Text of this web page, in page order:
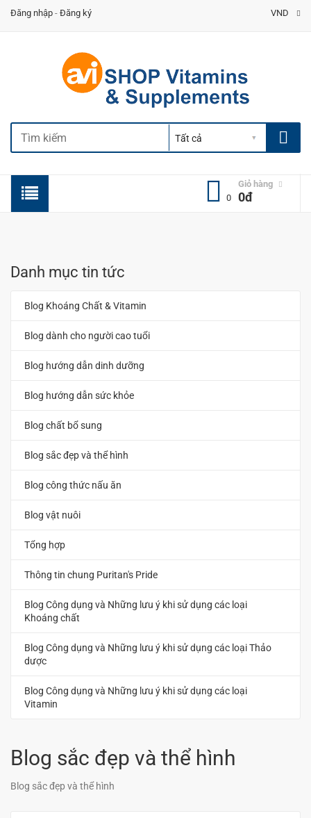
Đăng nhập - Đăng ký VND
Giỏ hàng
0
0đ
Danh mục tin tức
Blog Khoáng Chất & Vitamin
Blog dành cho người cao tuổi
Blog hướng dẫn dinh dưỡng
Blog hướng dẫn sức khỏe
Blog chất bổ sung
Blog sắc đẹp và thể hình
Blog công thức nấu ăn
Blog vật nuôi
Tổng hợp
Thông tin chung Puritan's Pride
Blog Công dụng và Những lưu ý khi sử dụng các loại
Khoáng chất
Blog Công dụng và Những lưu ý khi sử dụng các loại Thảo
dược
Blog Công dụng và Những lưu ý khi sử dụng các loại
Vitamin
Blog sắc đẹp và thể hình
Blog sắc đẹp và thể hình